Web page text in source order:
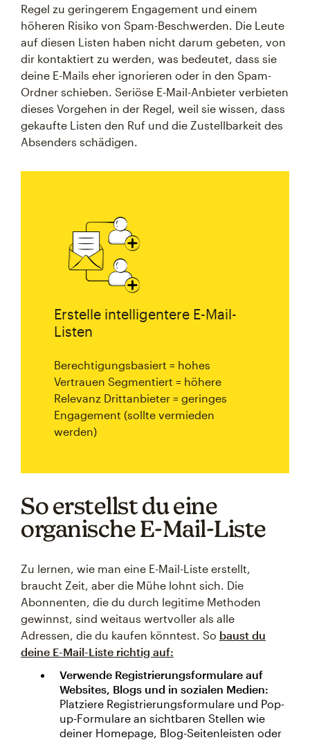
Regel zu geringerem Engagement und einem
höheren Risiko von Spam-Beschwerden. Die Leute
auf diesen Listen haben nicht darum gebeten, von
dir kontaktiert zu werden, was bedeutet, dass sie
deine E-Mails eher ignorieren oder in den Spam-
Ordner schieben. Seriöse E-Mail-Anbieter verbieten
dieses Vorgehen in der Regel, weil sie wissen, dass
gekaufte Listen den Ruf und die Zustellbarkeit des
Absenders schädigen.
Erstelle intelligentere E-Mail-
Listen
Berechtigungsbasiert = hohes
Vertrauen Segmentiert = höhere
Relevanz Drittanbieter = geringes
Engagement (sollte vermieden
werden)
So erstellst du eine
organische E-Mail-Liste
Zu lernen, wie man eine E-Mail-Liste erstellt,
braucht Zeit, aber die Mühe lohnt sich. Die
Abonnenten, die du durch legitime Methoden
gewinnst, sind weitaus wertvoller als alle
Adressen, die du kaufen könntest. So baust du
deine E-Mail-Liste richtig auf:
Verwende Registrierungsformulare auf
Websites, Blogs und in sozialen Medien:
Platziere Registrierungsformulare und Pop-
up-Formulare an sichtbaren Stellen wie
deiner Homepage, Blog-Seitenleisten oder